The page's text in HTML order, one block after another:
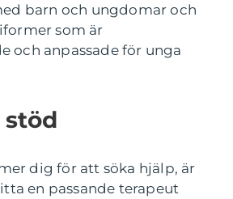
barn och ungdomar och
som är
och anpassade för unga
dig för att söka hjälp, är
en passande terapeut